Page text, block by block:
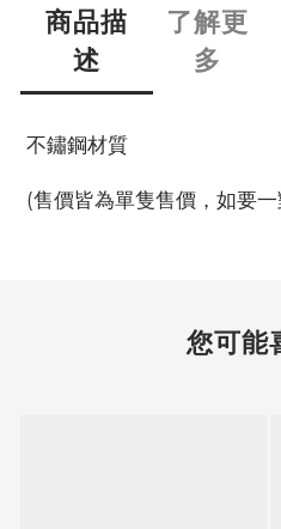
商品描
述
了解更
多
不鏽鋼材質
(售價皆為單隻售價，如要
您可能